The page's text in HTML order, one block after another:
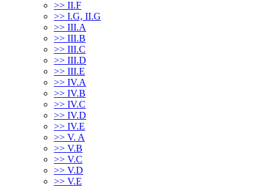
>> II.F
>> I.G, II.G
>> III.A
>> III.B
>> III.C
>> III.D
>> III.E
>> IV.A
>> IV.B
>> IV.C
>> IV.D
>> IV.E
>> V. A
>> V.B
>> V.C
>> V.D
>> V.E